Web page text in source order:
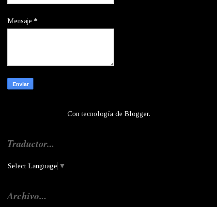
Mensaje *
Con tecnología de Blogger.
Traductor...
Select Language ▼
Archivo...